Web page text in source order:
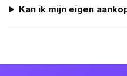
Kan ik mijn eigen